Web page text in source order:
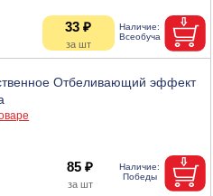
33 ₽
Отбеливающий эффект
85 ₽